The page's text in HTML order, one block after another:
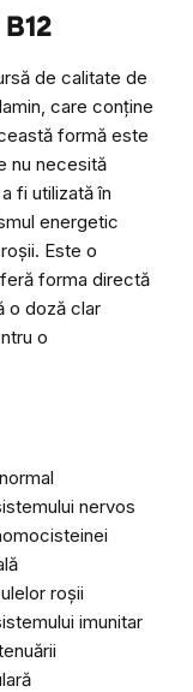
de calitate de
care conține
formă este
nu necesită
fi utilizată în
energetic
Este o
forma directă
o doză clar
o
nervos
roșii
imunitar